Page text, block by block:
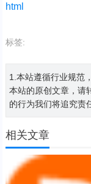
html
标签:
1.本站遵循行业规范
本站的原创文章，请
的行为我们将追究责
相关文章